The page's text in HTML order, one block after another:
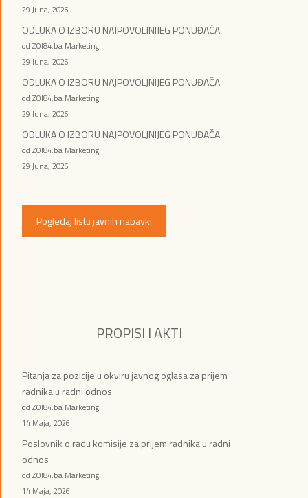
29 Juna, 2026
ODLUKA O IZBORU NAJPOVOLJNIJEG PONUĐAČA
od ZOI84.ba Marketing
29 Juna, 2026
ODLUKA O IZBORU NAJPOVOLJNIJEG PONUĐAČA
od ZOI84.ba Marketing
29 Juna, 2026
ODLUKA O IZBORU NAJPOVOLJNIJEG PONUĐAČA
od ZOI84.ba Marketing
29 Juna, 2026
Pogledaj listu javnih nabavki
PROPISI I AKTI
Pitanja za pozicije u okviru javnog oglasa za prijem
radnika u radni odnos
od ZOI84.ba Marketing
14 Maja, 2026
Poslovnik o radu komisije za prijem radnika u radni
odnos
od ZOI84.ba Marketing
14 Maja, 2026